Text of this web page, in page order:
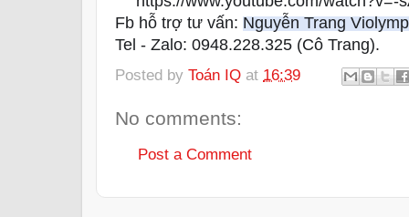
Fb hỗ trợ tư vấn: Nguyễn Trang
Tel - Zalo: 0948.228.325 (Cô Trang).
Posted by Toán IQ at 16:39
No comments:
Post a Comment